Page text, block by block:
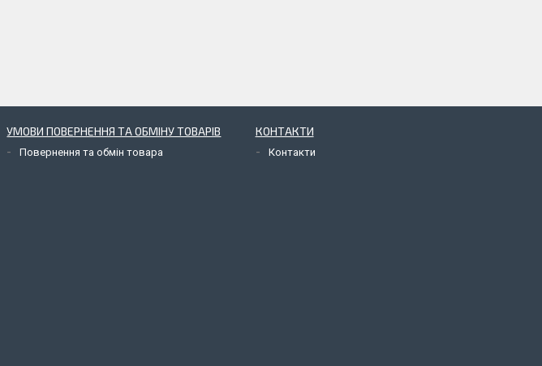
УМОВИ ПОВЕРНЕННЯ ТА ОБМІНУ ТОВАРІВ
Повернення та обмін товара
КОНТАКТИ
Контакти